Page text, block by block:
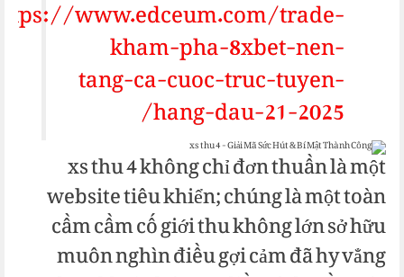
www.edceum.com/trade-
kham-pha-8xbet-nen-
tang-ca-cuoc-truc-tuyen-
hang-dau-21-2025/
xs thu 4 không chỉ đơn thuần là một
website tiêu khiển; chúng là một toàn
cầm cầm cố giới thu không lớn sở hữu
muôn nghìn điều gợi cảm đã hy vẳng